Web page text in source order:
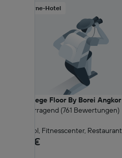
5-Sterne-Hotel
The Privilege Floor By Borei Angkor
9.5 Hervorragend (761 Bewertungen)
Außenpool, Fitnesscenter, Restaurant
ab 59 €